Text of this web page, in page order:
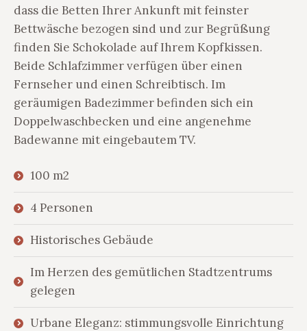
dass die Betten Ihrer Ankunft mit feinster
Bettwäsche bezogen sind und zur Begrüßung
finden Sie Schokolade auf Ihrem Kopfkissen.
Beide Schlafzimmer verfügen über einen
Fernseher und einen Schreibtisch. Im
geräumigen Badezimmer befinden sich ein
Doppelwaschbecken und eine angenehme
Badewanne mit eingebautem TV.
100 m2
4 Personen
Historisches Gebäude
Im Herzen des gemütlichen Stadtzentrums
gelegen
Urbane Eleganz: stimmungsvolle Einrichtung